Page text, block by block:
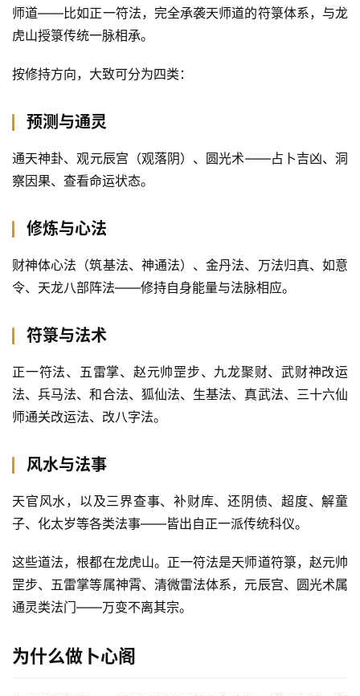
师道——比如正一符法，完全承袭天师道的符箓体系，与龙
虎山授箓传统一脉相承。
按修持方向，大致可分为四类：
预测与通灵
通天神卦、观元辰宫（观落阴）、圆光术——占卜吉凶、洞
察因果、查看命运状态。
修炼与心法
财神体心法（筑基法、神通法）、金丹法、万法归真、如意
令、天龙八部阵法——修持自身能量与法脉相应。
符箓与法术
正一符法、五雷掌、赵元帅罡步、九龙聚财、武财神改运
法、兵马法、和合法、狐仙法、生基法、真武法、三十六仙
师通关改运法、改八字法。
风水与法事
天官风水，以及三界查事、补财库、还阴债、超度、解童
子、化太岁等各类法事——皆出自正一派传统科仪。
这些道法，根都在龙虎山。正一符法是天师道符箓，赵元帅
罡步、五雷掌等属神霄、清微雷法体系，元辰宫、圆光术属
通灵类法门——万变不离其宗。
为什么做卜心阁